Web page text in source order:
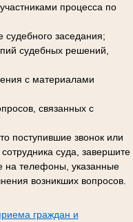
процесса по
заседания;
судебных решений,
с материалами
связанных с
поступившие звонок или
суда, завершите
на телефоны, указанные
возникших вопросов.
граждан и